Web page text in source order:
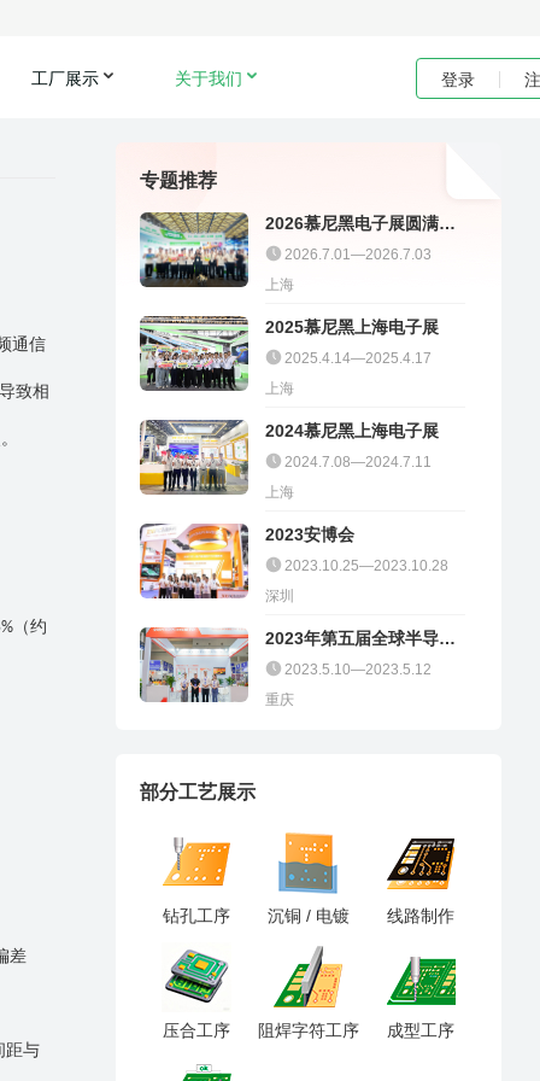
工厂展示 关于我们 登录
通信
致相
（约
差
距与
专题推荐
2026慕尼黑电子展圆满收
官｜聚多邦精彩不停
2026.7.01—2026.7.03
上海
2025慕尼黑上海电子展
2025.4.14—2025.4.17
上海
2024慕尼黑上海电子展
2024.7.08—2024.7.11
上海
2023安博会
2023.10.25—2023.10.28
深圳
2023年第五届全球半导体
产业（重庆）博览会
2023.5.10—2023.5.12
重庆
部分工艺展示
钻孔工序 沉铜 / 电镀 线路制作
压合工序 阻焊字符工序 成型工序